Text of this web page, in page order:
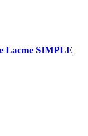
Lacme SIMPLE